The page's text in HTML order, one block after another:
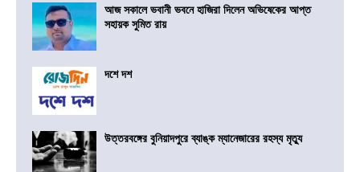
আজ সকালে ভবানী ভবনে হাজিরা দিলেন অভিষেকের আপ্ত
সহায়ক সুমিত রায়
দশে দশ
উত্তরবঙ্গের বুনিয়াদপুরে ব্যাঙ্ক ম্যানেজারের রহস্য মৃত্যু